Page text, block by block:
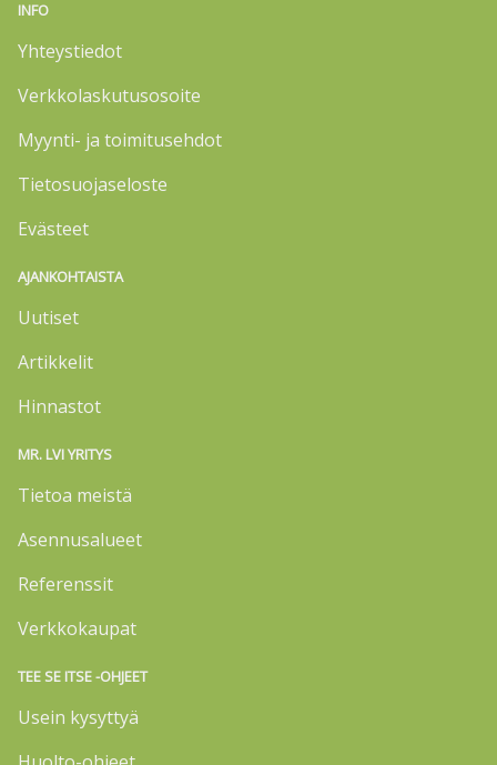
INFO
Yhteystiedot
Verkkolaskutusosoite
Myynti- ja toimitusehdot
Tietosuojaseloste
Evästeet
AJANKOHTAISTA
Uutiset
Artikkelit
Hinnastot
MR. LVI YRITYS
Tietoa meistä
Asennusalueet
Referenssit
Verkkokaupat
TEE SE ITSE -OHJEET
Usein kysyttyä